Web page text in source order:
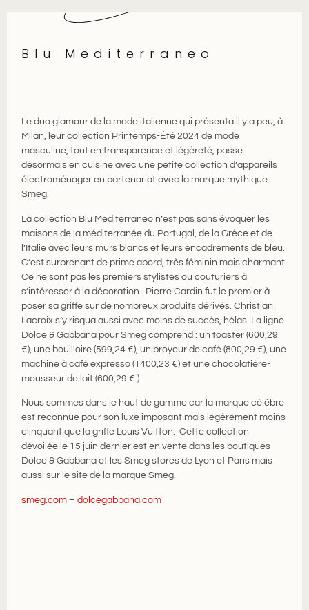
Blu Mediterraneo
Le duo glamour de la mode italienne qui présenta il y a peu, à
Milan, leur collection Printemps-Été 2024 de mode
masculine, tout en transparence et légèreté, passe
désormais en cuisine avec une petite collection d’appareils
électroménager en partenariat avec la marque mythique
Smeg.
La collection Blu Mediterraneo n’est pas sans évoquer les
maisons de la méditerranée du Portugal, de la Grèce et de
l’Italie avec leurs murs blancs et leurs encadrements de bleu.
C’est surprenant de prime abord, très féminin mais charmant.
Ce ne sont pas les premiers stylistes ou couturiers à
s’intéresser à la décoration. Pierre Cardin fut le premier à
poser sa griffe sur de nombreux produits dérivés. Christian
Lacroix s’y risqua aussi avec moins de succès, hélas. La ligne
Dolce &Gabbana pourSmeg comprend : un toaster (600,29
€), une bouilloire (599,24 €), un broyeur de café (800,29 €), une
machine à café expresso (1400,23 €) et une chocolatière-
mousseur de lait (600,29 €.)
Nous sommes dans le haut de gamme car la marque célèbre
est reconnue pour son luxe imposant mais légèrement moins
clinquant que la griffe Louis Vuitton. Cette collection
dévoilée le 15 juin dernier est en vente dans les boutiques
Dolce &Gabbana et lesSmeg stores de Lyon et Paris mais
aussi sur le site de la marqueSmeg.
smeg.com –dolcegabbana.com